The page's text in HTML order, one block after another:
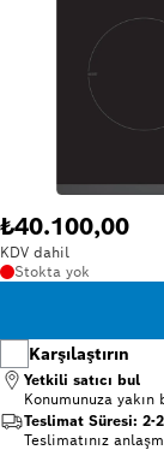
₺40.100,00
KDV dahil
Stokta yok
Karşılaştırın
Yetkili satıcı bul
Konumunuza yakın
Teslimat Süresi: 2-
Teslimatınız